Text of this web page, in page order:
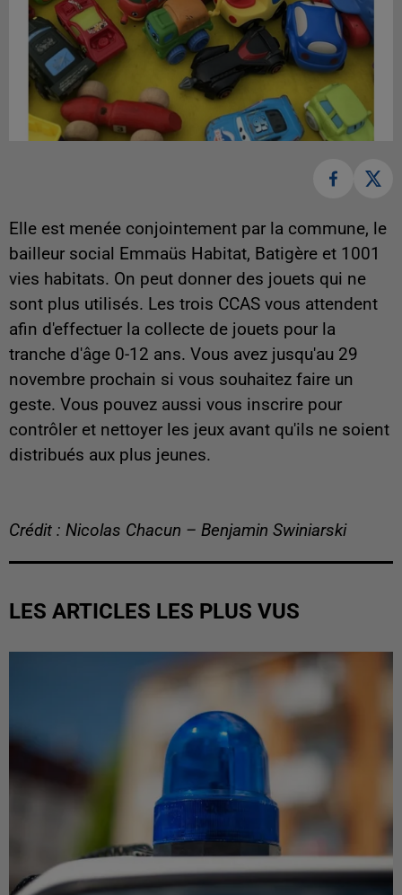
Elle est menée conjointement par la commune, le
bailleur social Emmaüs Habitat, Batigère et 1001
vies habitats. On peut donner des jouets qui ne
sont plus utilisés. Les trois CCAS vous attendent
afin d'effectuer la collecte de jouets pour la
tranche d'âge 0-12 ans. Vous avez jusqu'au 29
novembre prochain si vous souhaitez faire un
geste. Vous pouvez aussi vous inscrire pour
contrôler et nettoyer les jeux avant qu'ils ne soient
distribués aux plus jeunes.
Crédit : Nicolas Chacun – Benjamin Swiniarski
LES ARTICLES LES PLUS VUS